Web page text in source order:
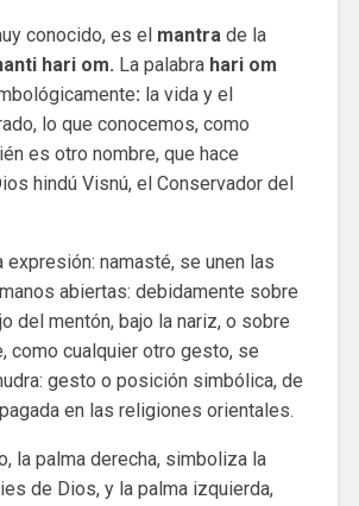
conocido, es el mantra de la
hari om. La palabra hari om
: la vida y el
lo que conocemos, como
es otro nombre, que hace
hindú Visnú, el Conservador del
expresión: namasté, se unen las
abiertas: debidamente sobre
del mentón, bajo la nariz, o sobre
como cualquier otro gesto, se
gesto o posición simbólica, de
en las religiones orientales.
la palma derecha, simboliza la
de Dios, y la palma izquierda,